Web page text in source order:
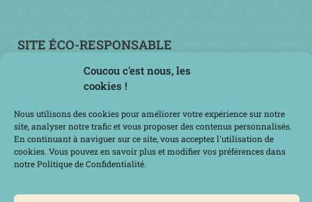
Coucou c'est nous, les
cookies !
Nous utilisons des cookies pour améliorer votre expérience sur notre
site, analyser notre trafic et vous proposer des contenus personnalisés.
En continuant à naviguer sur ce site, vous acceptez l'utilisation de
cookies. Vous pouvez en savoir plus et modifier vos préférences dans
notre Politique de Confidentialité.
SITE ÉCO-RESPONSABLE